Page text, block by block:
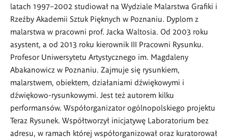
latach 1997–2002 studiował na Wydziale Malarstwa Grafiki i
Rzeźby Akademii Sztuk Pięknych w Poznaniu. Dyplom z
malarstwa w pracowni prof. Jacka Waltosia. Od 2003 roku
asystent, a od 2013 roku kierownik III Pracowni Rysunku.
Profesor Uniwersytetu Artystycznego im. Magdaleny
Abakanowicz w Poznaniu. Zajmuje się rysunkiem,
malarstwem, obiektem, działaniami dźwiękowymi i
dźwiękowo-rysunkowymi. Jest też autorem kilku
performansów. Współorganizator ogólnopolskiego projektu
Teraz Rysunek. Współtworzył inicjatywę Laboratorium bez
adresu, w ramach której współorganizował oraz kuratorował